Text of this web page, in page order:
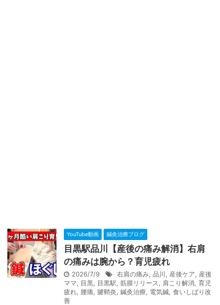
YouTube動画 鍼灸治療ブログ
目黒駅品川【産後の痛み解消】右肩
の痛みは腕から？育児疲れ
2026/7/9 右肩の痛み, 品川, 産後ケア, 産後
ママ, 目黒, 目黒駅, 筋膜リリース, 肩こり解消, 育児
疲れ, 腰痛, 腱鞘炎, 鍼灸治療, 電気鍼, 食いしばり改
善